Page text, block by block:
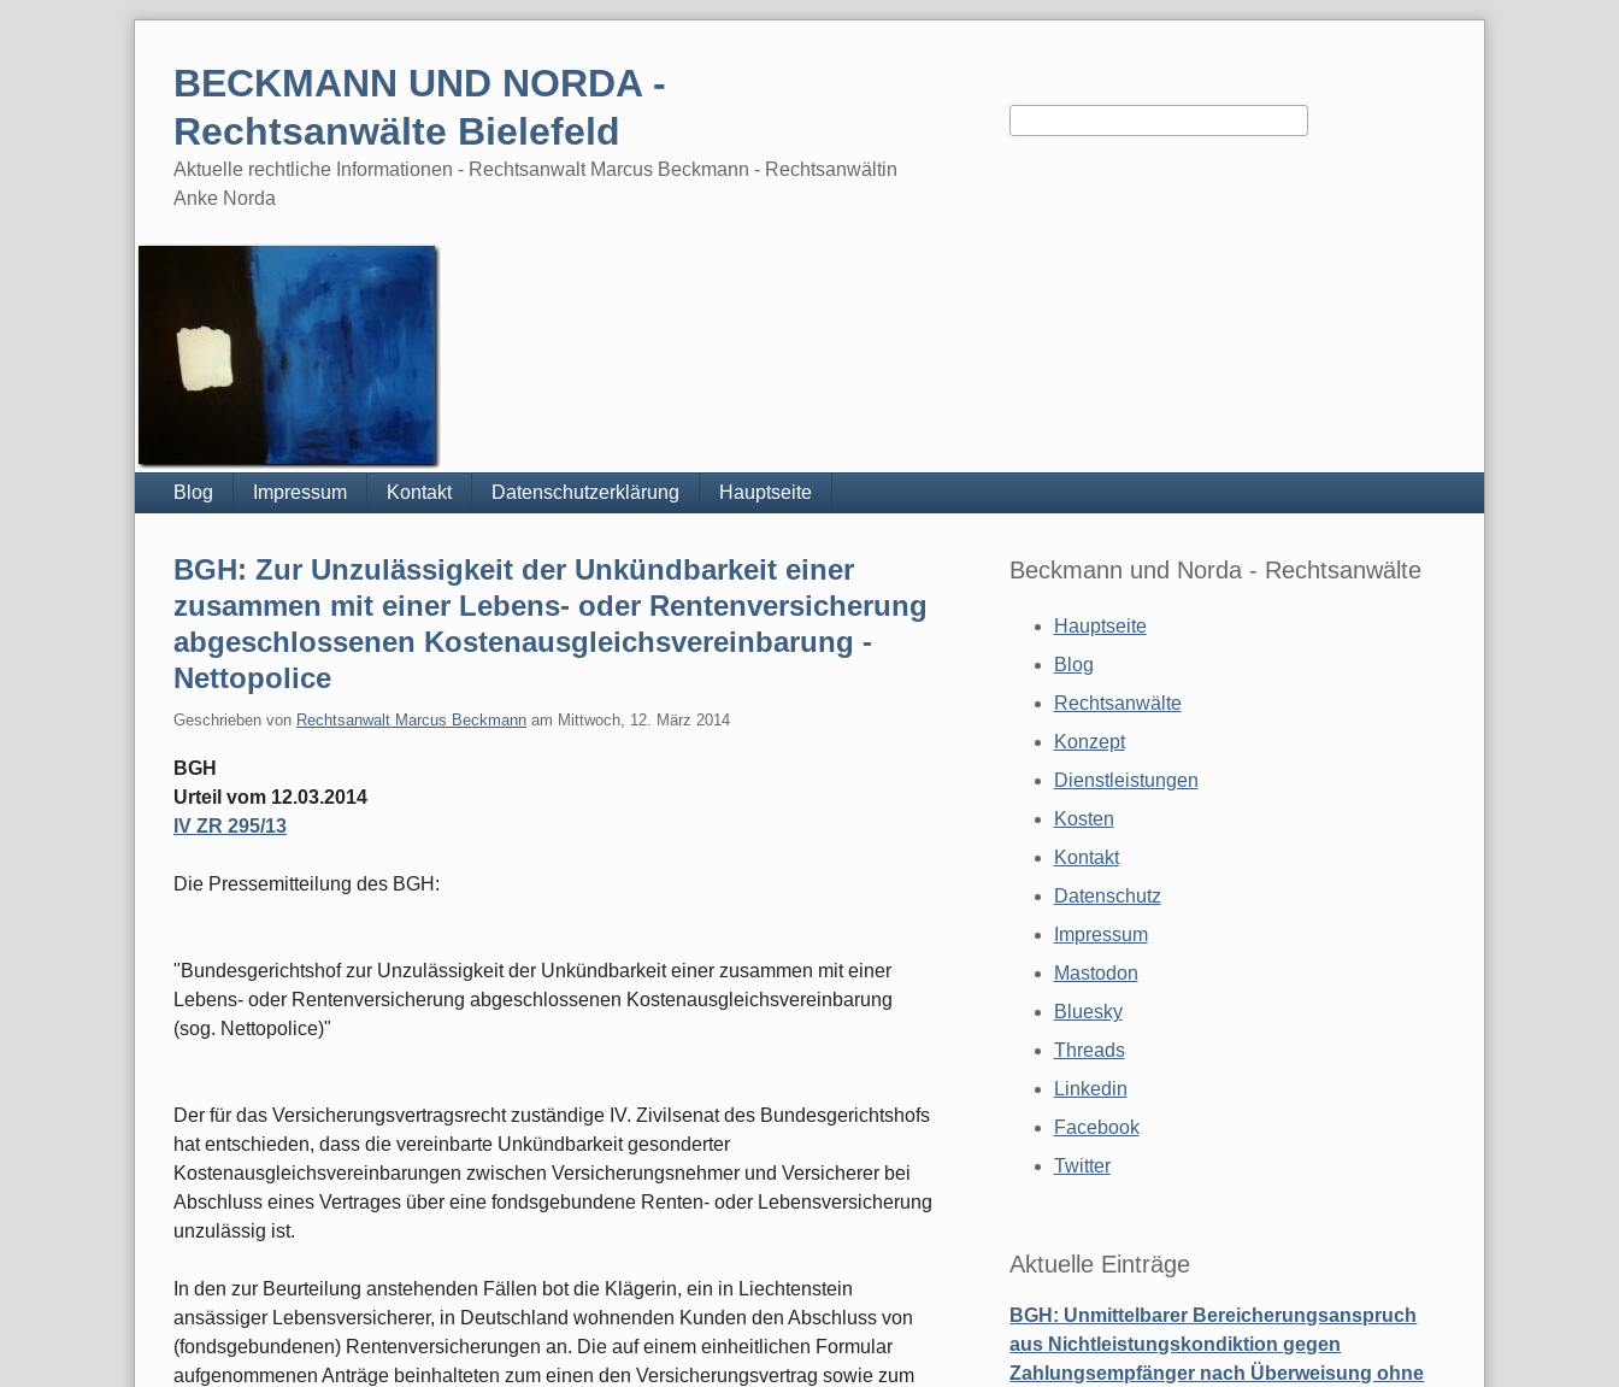
BECKMANN UND NORDA -
Rechtsanwälte Bielefeld
Aktuelle rechtliche Informationen - Rechtsanwalt Marcus Beckmann - Rechtsanwältin
Anke Norda
Blog Impressum Kontakt Datenschutzerklärung Hauptseite
BGH: Zur Unzulässigkeit der Unkündbarkeit einer
zusammen mit einer Lebens- oder Rentenversicherung
abgeschlossenen Kostenausgleichsvereinbarung -
Nettopolice
Geschrieben von Rechtsanwalt Marcus Beckmann am Mittwoch, 12. März 2014
BGH
Urteil vom 12.03.2014
IV ZR 295/13
Die Pressemitteilung des BGH:
"Bundesgerichtshof zur Unzulässigkeit der Unkündbarkeit einer zusammen mit einer
Lebens- oder Rentenversicherung abgeschlossenen Kostenausgleichsvereinbarung
(sog. Nettopolice)"
Der für das Versicherungsvertragsrecht zuständige IV. Zivilsenat des Bundesgerichtshofs
hat entschieden, dass die vereinbarte Unkündbarkeit gesonderter
Kostenausgleichsvereinbarungen zwischen Versicherungsnehmer und Versicherer bei
Abschluss eines Vertrages über eine fondsgebundene Renten- oder Lebensversicherung
unzulässig ist.
In den zur Beurteilung anstehenden Fällen bot die Klägerin, ein in Liechtenstein
ansässiger Lebensversicherer, in Deutschland wohnenden Kunden den Abschluss von
(fondsgebundenen) Rentenversicherungen an. Die auf einem einheitlichen Formular
aufgenommenen Anträge beinhalteten zum einen den Versicherungsvertrag sowie zum
Beckmann und Norda - Rechtsanwälte
Hauptseite
Blog
Rechtsanwälte
Konzept
Dienstleistungen
Kosten
Kontakt
Datenschutz
Impressum
Mastodon
Bluesky
Threads
Linkedin
Facebook
Twitter
Aktuelle Einträge
BGH: Unmittelbarer Bereicherungsanspruch
aus Nichtleistungskondiktion gegen
Zahlungsempfänger nach Überweisung ohne